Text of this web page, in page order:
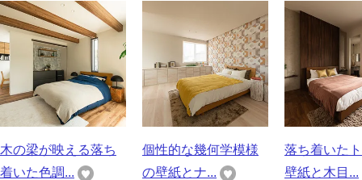
木の梁が映える落ち
着いた色調...
個性的な幾何学模様
の壁紙とナ...
落ち着いた
壁紙と木目...